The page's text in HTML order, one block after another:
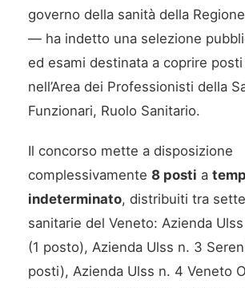
governo della sanità della
— ha indetto una selezione
ed esami destinata a coprire
nell’Area dei Professionisti della
Funzionari, Ruolo Sanitario.
Il concorso mette a disposizione
complessivamente 8 posti a
indeterminato, distribuiti tra
sanitarie del Veneto: Azienda
(1 posto), Azienda Ulss n. 3
posti), Azienda Ulss n. 4 Veneto